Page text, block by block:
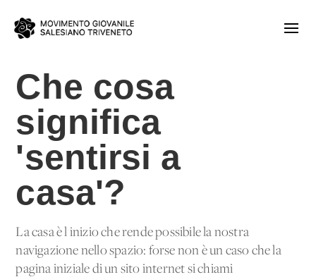
Che cosa
significa
'sentirsi a
casa'?
La casa è l'inizio che rende possibile la nostra
navigazione nello spazio: forse non è un caso che la
pagina iniziale di un sito internet si chiami